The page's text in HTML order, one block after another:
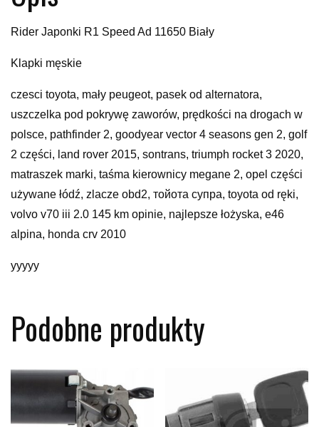
Rider Japonki R1 Speed Ad 11650 Biały
Klapki męskie
czesci toyota, mały peugeot, pasek od alternatora,
uszczelka pod pokrywę zaworów, prędkości na drogach w
polsce, pathfinder 2, goodyear vector 4 seasons gen 2, golf
2 części, land rover 2015, sontrans, triumph rocket 3 2020,
matraszek marki, taśma kierownicy megane 2, opel części
używane łódź, zlacze obd2, тойота супра, toyota od ręki,
volvo v70 iii 2.0 145 km opinie, najlepsze łożyska, e46
alpina, honda crv 2010
yyyyy
Podobne produkty